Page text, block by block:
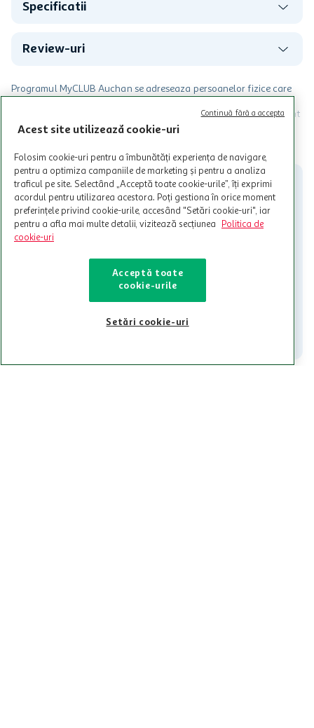
Specificatii
Review-uri
Programul MyCLUB Auchan se adreseaza persoanelor fizice care
Termenele și Condițiile Programului. Ofertele MyCLUB Auchan sunt
valabile in limita stocurilor disponibile. Beneficiile se acorda in
Cardul poate fi utilizat doar in legatura cu magazinele Auchan
participante și pentru acțiuni promotionale indicate de Auchan si
nu poate fi utilizat in legatura cu alti comercianți sau pentru alte
activitati in afara celor mentionate in Termene si Conditii. Auchan
nu raspunde pentru imposibilitatea utilizarii Cardului in perioada in
care aceste este suspendat sau in perioada in care sunt efectuate
intretineri sau reparatii tehnice la sistemul de utilizarea al Cardului.
Iti stam mereu la dispozitie.
021-9141 contact@auchan.ro
Contact
Acest site utilizează cookie-uri
Folosim cookie-uri pentru a îmbunătăți experiența de navigare,
pentru a optimiza campaniile de marketing și pentru a analiza
traficul pe site. Selectând „Acceptă toate cookie-urile”, îți exprimi
acordul pentru utilizarea acestora. Poți gestiona în orice moment
preferințele privind cookie-urile, accesând "Setări cookie-uri", iar
pentru a afla mai multe detalii, vizitează secțiunea
Politica de
cookie-uri
Acceptă toate
cookie-urile
Setări cookie-uri
Continuă fără a accepta